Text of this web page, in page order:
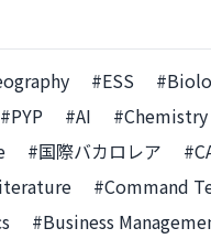
#ESS
#PYP #AI #Chemistry
#国際バカロレア
#Command
#Business